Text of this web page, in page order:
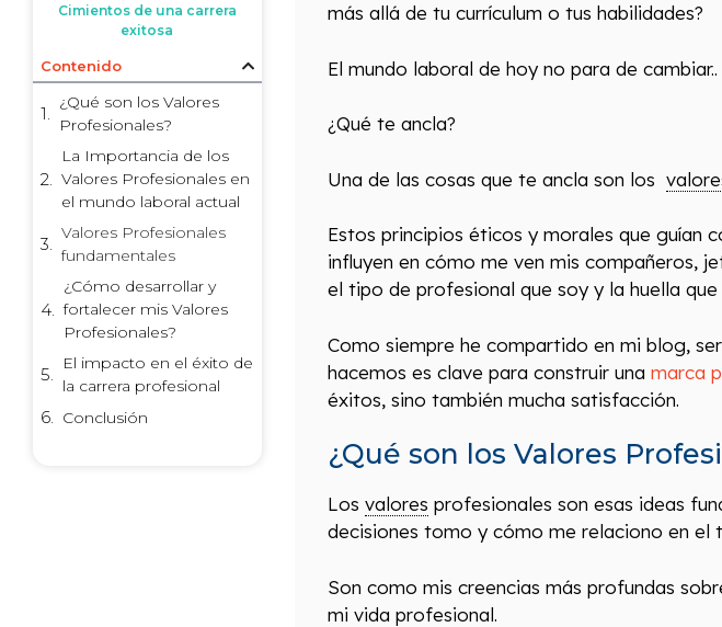
Cimientos de una carrera
exitosa
Contenido
¿Qué son los Valores
Profesionales?
La Importancia de los
Valores Profesionales en
el mundo laboral actual
Valores Profesionales
fundamentales
¿Cómo desarrollar y
fortalecer mis Valores
Profesionales?
El impacto en el éxito de
la carrera profesional
Conclusión
más allá de tu currículum o tus habilidades?
El mundo laboral de hoy no para de cambiar..
¿Qué te ancla?
Una de las cosas que te ancla son los
Estos principios éticos y morales que guían
influyen en cómo me ven mis compañeros,
el tipo de profesional que soy y la huella
Como siempre he compartido en mi blog,
hacemos es clave para construir una marca
éxitos, sino también mucha satisfacción.
¿Qué son los Valores
Los valores profesionales son esas ideas
decisiones tomo y cómo me relaciono en el
Son como mis creencias más profundas
mi vida profesional.